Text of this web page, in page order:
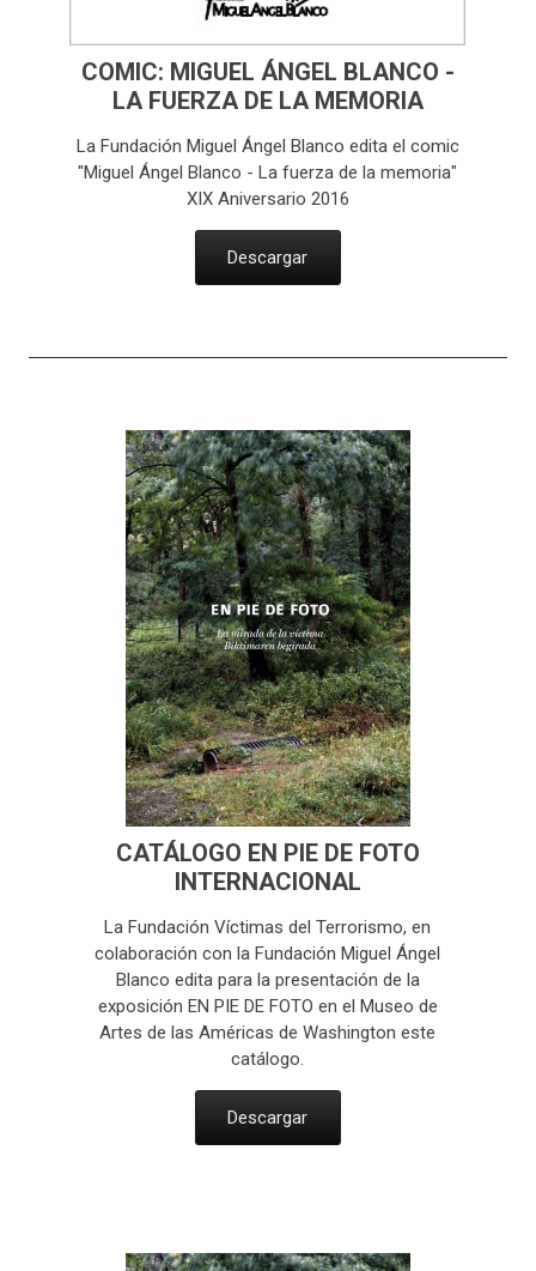
COMIC: MIGUEL ÁNGEL BLANCO -
LA FUERZA DE LA MEMORIA
La Fundación Miguel Ángel Blanco edita el comic
"Miguel Ángel Blanco - La fuerza de la memoria"
XIX Aniversario 2016
Descargar
CATÁLOGO EN PIE DE FOTO
INTERNACIONAL
La Fundación Víctimas del Terrorismo, en
colaboración con la Fundación Miguel Ángel
Blanco edita para la presentación de la
exposición EN PIE DE FOTO en el Museo de
Artes de las Américas de Washington este
catálogo.
Descargar